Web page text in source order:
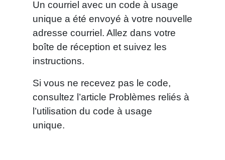
Un courriel avec un code à usage
unique a été envoyé à votre nouvelle
adresse courriel. Allez dans votre
boîte de réception et suivez les
instructions.
Si vous ne recevez pas le code,
consultez l’article Problèmes reliés à
l’utilisation du code à usage
unique.